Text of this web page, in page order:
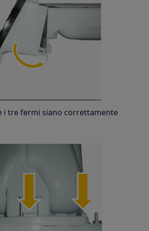
i tre fermi siano correttamente